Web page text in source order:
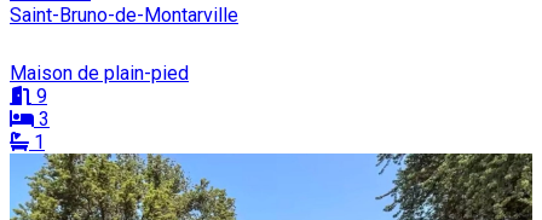
Saint-Bruno-de-Montarville
Maison de plain-pied
9
3
1